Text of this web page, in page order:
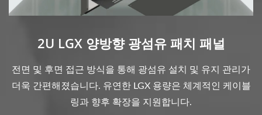
2U LGX 양방향 광섬유 패치 패널
전면 및 후면 접근 방식을 통해 광섬유 설치 및 유지 관리가
더욱 간편해졌습니다. 유연한 LGX 용량은 체계적인 케이블
링과 향후 확장을 지원합니다.